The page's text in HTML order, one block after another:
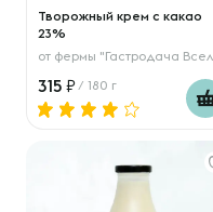
Творожный крем с какао
23%
от фермы "Гастродача Вселуг"
315 / 180 г